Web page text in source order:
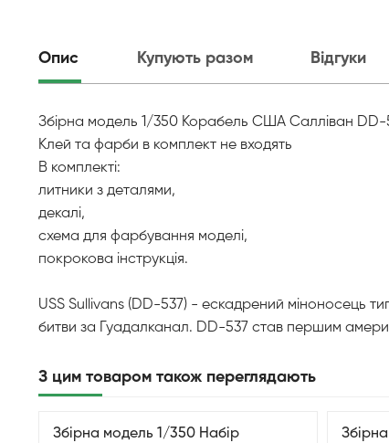
Опис Купують разом Відгуки
Збірна модель 1/350 Корабель США Салліван DD-
Клей та фарби в комплект не входять
В комплекті:
литники з деталями,
декалі,
схема для фарбування моделі,
покрокова інструкція.
USS Sullivans (DD-537) - ескадрений міноносець
битви за Гуадалканал. DD-537 став першим
З цим товаром також переглядають
Збірна модель 1/350 Набір